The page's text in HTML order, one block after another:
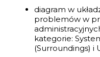
diagram w
problemów w
kategorie:
(Surroundings) i